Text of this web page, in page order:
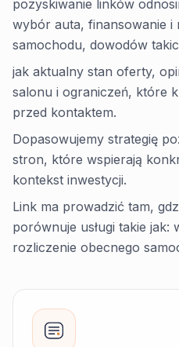
pozyskiwanie linków
wybór auta, finansowanie i
samochodu, dowodów
jak aktualny stan oferty,
salonu i ograniczeń, które
przed kontaktem.
Dopasowujemy strategię
stron, które wspierają
kontekst inwestycji.
Link ma prowadzić tam,
porównuje usługi takie
rozliczenie obecnego